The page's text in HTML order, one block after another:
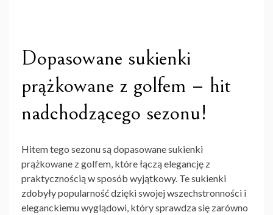
Dopasowane sukienki
prążkowane z golfem – hit
nadchodzącego sezonu!
Hitem tego sezonu sądopasowane sukienki
prążkowane z golfem, które łączą elegancję z
praktycznością w sposób wyjątkowy. Te sukienki
zdobyły popularność dzięki swojej wszechstronności i
eleganckiemu wyglądowi, który sprawdza się zarówno